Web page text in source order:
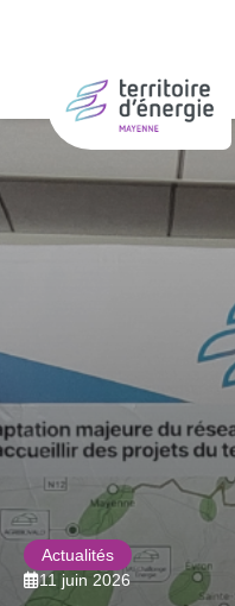
Actualités
11 juin 2026